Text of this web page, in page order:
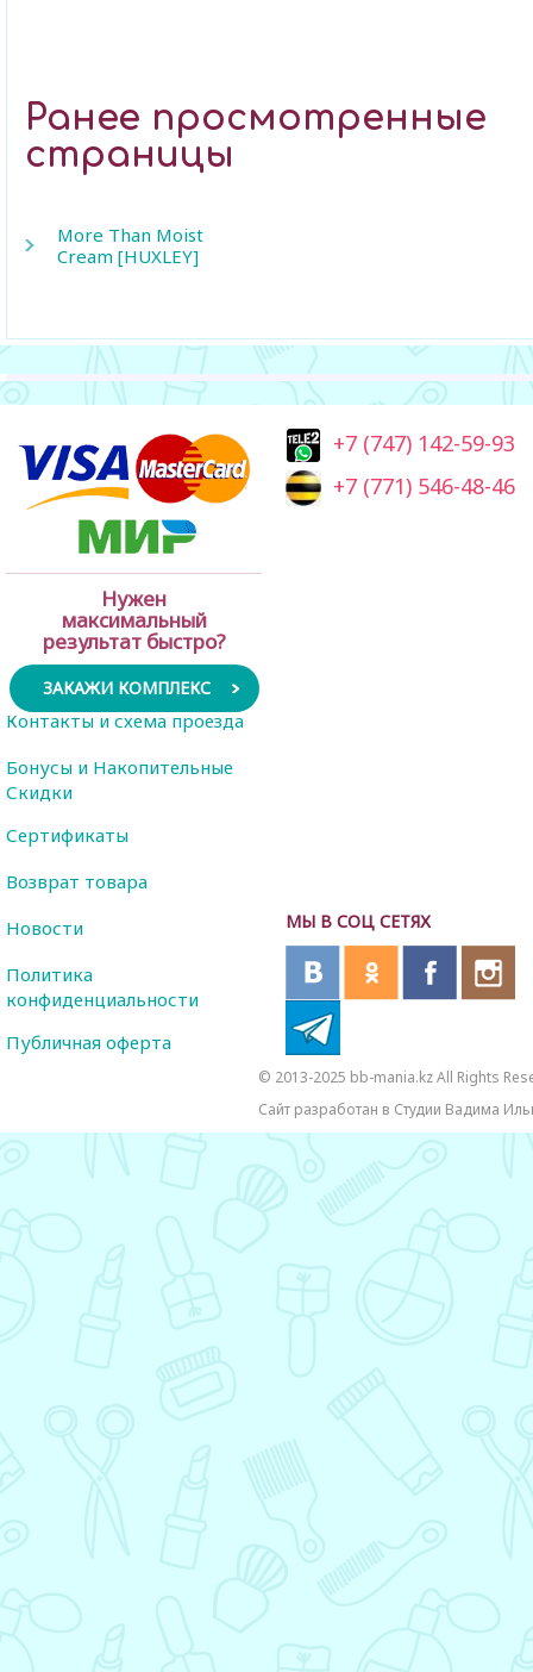
Ранее просмотренные
страницы
More Than Moist
Cream [HUXLEY]
Нужен
максимальный
результат быстро?
ЗАКАЖИ КОМПЛЕКС
+7 (747) 142-59-93
+7 (771) 546-48-46
МЫ В СОЦ СЕТЯХ
Контакты и схема проезда
Бонусы и Накопительные
Скидки
Сертификаты
Возврат товара
Новости
Политика
конфиденциальности
Публичная оферта
© 2013-2025 bb-mania.kz All Rights
Сайт разработан в Студии Вадима